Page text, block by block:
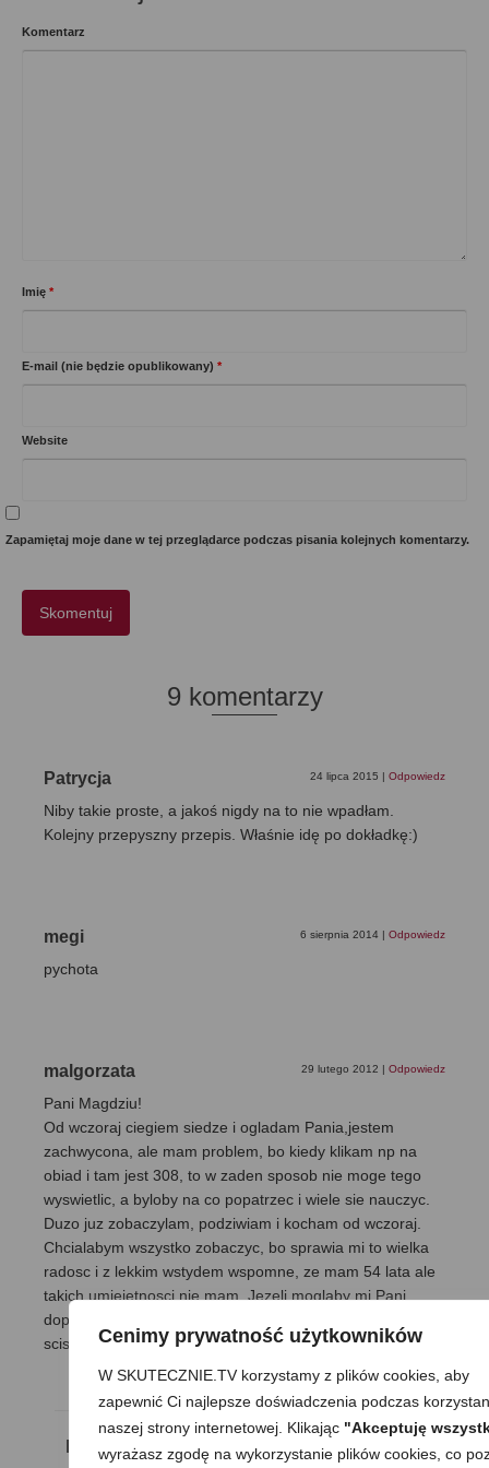
Cenimy prywatność użytkowników
W SKUTECZNIE.TV korzystamy z plików cookies, aby
zapewnić Ci najlepsze doświadczenia podczas
naszej strony internetowej. Klikając "Akceptuję
wyrażasz zgodę na wykorzystanie plików cookies, co
Komentarz
Imię *
E-mail (nie będzie opublikowany) *
Website
Zapamiętaj moje dane w tej przeglądarce podczas pisania kolejnych komentarzy.
9 komentarzy
Patrycja 24 lipca 2015 Odpowiedz
Niby takie proste, a jakoś nigdy na to nie wpadłam.
Kolejny przepyszny przepis. Właśnie idę po dokładkę:)
megi 6 sierpnia 2014 Odpowiedz
pychota
malgorzata 29 lutego 2012 Odpowiedz
Pani Magdziu!
Od wczoraj ciegiem siedze i ogladam Pania,jestem
zachwycona, ale mam problem, bo kiedy klikam np na
obiad i tam jest 308, to w zaden sposob nie moge tego
wyswietlic, a byloby na co popatrzec i wiele sie nauczyc.
Duzo juz zobaczylam, podziwiam i kocham od wczoraj.
Chcialabym wszystko zobaczyc, bo sprawia mi to wielka
radosc i z lekkim wstydem wspomne, ze mam 54 lata ale
takich umiejetnosci nie mam, Jezeli moglaby mi Pani
dopomoc w podpowiedzi to bardzo prosze.Pozdrawiam i
sciskam cieplutko cudowna Pania domu…